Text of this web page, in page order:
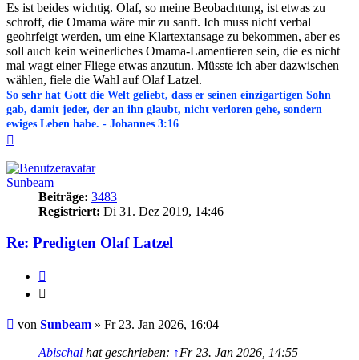
Es ist beides wichtig. Olaf, so meine Beobachtung, ist etwas zu
schroff, die Omama wäre mir zu sanft. Ich muss nicht verbal
geohrfeigt werden, um eine Klartextansage zu bekommen, aber es
soll auch kein weinerliches Omama-Lamentieren sein, die es nicht
mal wagt einer Fliege etwas anzutun. Müsste ich aber dazwischen
wählen, fiele die Wahl auf Olaf Latzel.
So sehr hat Gott die Welt geliebt, dass er seinen einzigartigen Sohn
gab, damit jeder, der an ihn glaubt, nicht verloren gehe, sondern
ewiges Leben habe. - Johannes 3:16
Sunbeam
Beiträge: 3483
Registriert: Di 31. Dez 2019, 14:46
Re: Predigten Olaf Latzel
Beitrag
von Sunbeam » Fr 23. Jan 2026, 16:04
Abischai hat geschrieben: ↑Fr 23. Jan 2026, 14:55